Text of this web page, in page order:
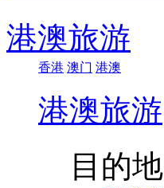
港澳旅游
香港 澳门 港澳
港澳旅游
目的地